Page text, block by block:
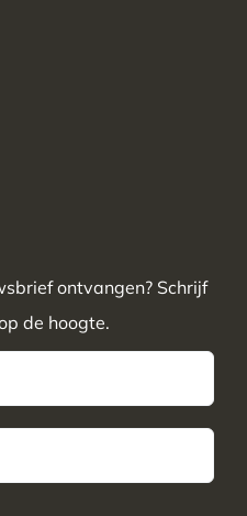
ontvangen? Schrijf
de hoogte.